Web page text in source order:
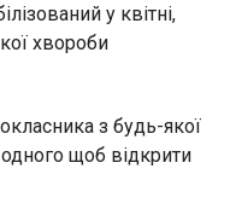
у квітні,
хвороби
з будь-якої
одного щоб відкрити